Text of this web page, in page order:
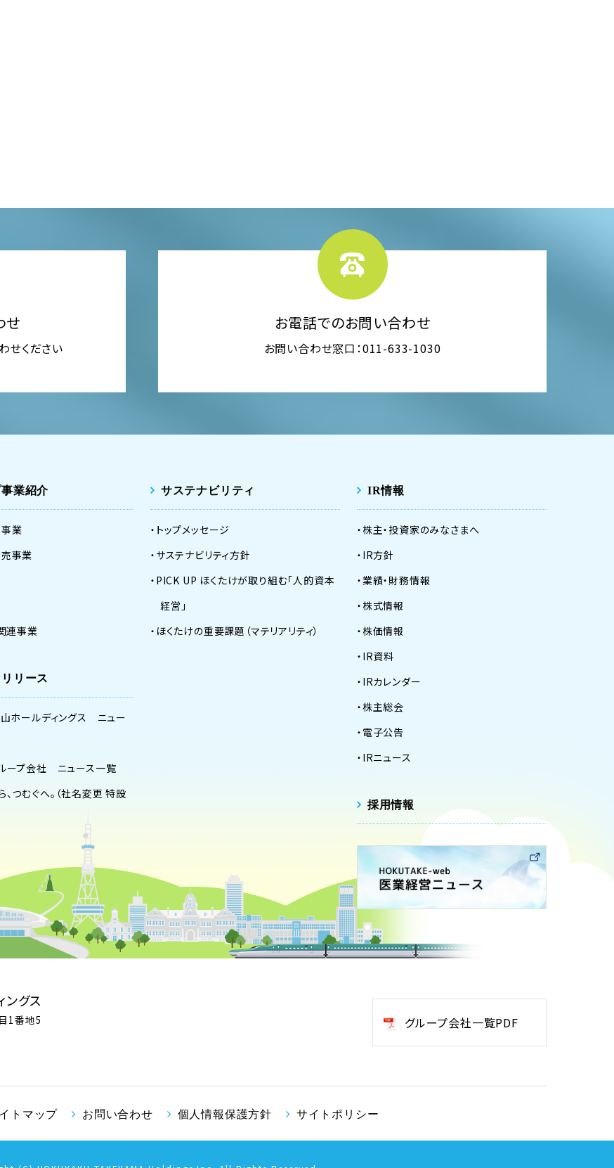
せ
せください
お電話でのお問い合わせ
お問い合わせ窓口：011-633-1030
業紹介
業
事業
連事業
リース
山ホールディングス ニュー
ープ会社 ニュース一覧
、つむぐへ。（社名変更 特設
サステナビリティ
トップメッセージ
サステナビリティ方針
PICK UP ほくたけが取り組む「人的資本
経営」
ほくたけの重要課題（マテリアリティ）
IR情報
株主・投資家のみなさまへ
IR方針
業績・財務情報
株式情報
株価情報
IR資料
IRカレンダー
株主総会
電子公告
IRニュース
採用情報
ングス
1番地5
グループ会社一覧PDF
トマップ お問い合わせ 個人情報保護方針 サイトポリシー